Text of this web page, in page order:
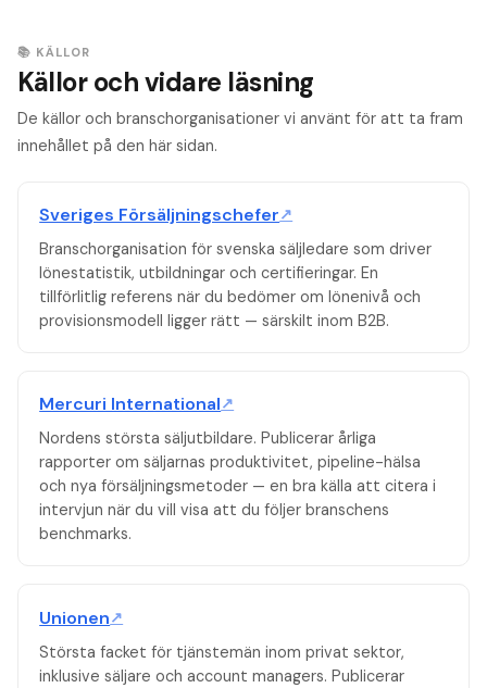
📚 KÄLLOR
Källor och vidare läsning
De källor och branschorganisationer vi använt för att ta fram
innehållet på den här sidan.
Sveriges Försäljningschefer↗
Branschorganisation för svenska säljledare som driver
lönestatistik, utbildningar och certifieringar. En
tillförlitlig referens när du bedömer om lönenivå och
provisionsmodell ligger rätt — särskilt inom B2B.
Mercuri International↗
Nordens största säljutbildare. Publicerar årliga
rapporter om säljarnas produktivitet, pipeline-hälsa
och nya försäljningsmetoder — en bra källa att citera i
intervjun när du vill visa att du följer branschens
benchmarks.
Unionen↗
Största facket för tjänstemän inom privat sektor,
inklusive säljare och account managers. Publicerar